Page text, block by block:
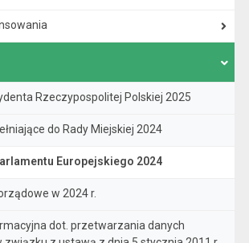
Rzeczypospolitej Polskiej 2025
do Rady Miejskiej 2024
Europejskiego 2024
w 2024 r.
dot. przetwarzania danych